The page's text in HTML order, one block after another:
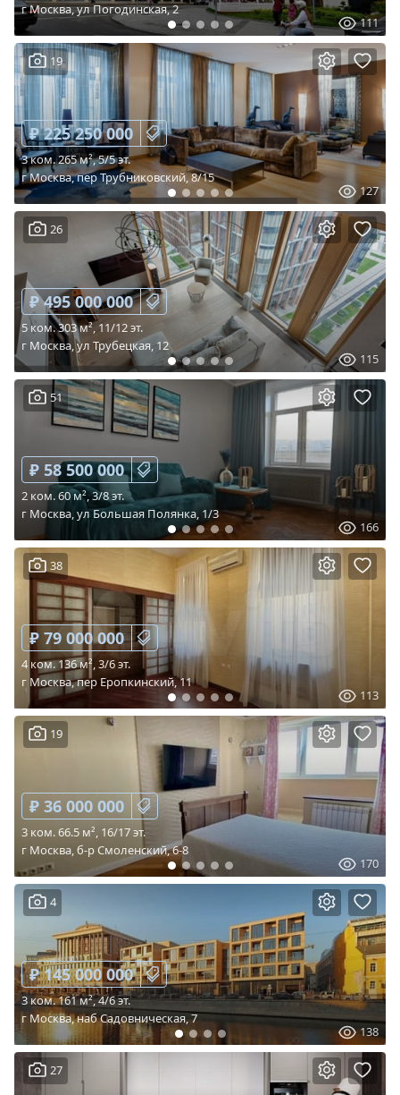
111
г Москва, ул Погодинская, 2
19
127
₽ 225 250 000
3 ком. 265 м², 5/5 эт.
г Москва, пер Трубниковский, 8/15
26
115
₽ 495 000 000
5 ком. 303 м², 11/12 эт.
г Москва, ул Трубецкая, 12
51
166
₽ 58 500 000
2 ком. 60 м², 3/8 эт.
г Москва, ул Большая Полянка, 1/3
38
113
₽ 79 000 000
4 ком. 136 м², 3/6 эт.
г Москва, пер Еропкинский, 11
19
170
₽ 36 000 000
3 ком. 66.5 м², 16/17 эт.
г Москва, б-р Смоленский, 6-8
4
138
₽ 145 000 000
3 ком. 161 м², 4/6 эт.
г Москва, наб Садовническая, 7
27